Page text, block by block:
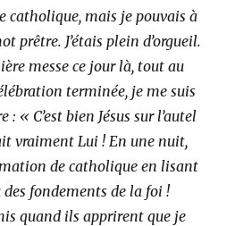
catholique, mais je pouvais à
prêtre. J’étais plein d’orgueil.
messe ce jour là, tout au
terminée, je me suis
« C’est bien Jésus sur l’autel
vraiment Lui ! En une nuit,
de catholique en lisant
des fondements de la foi !
quand ils apprirent que je